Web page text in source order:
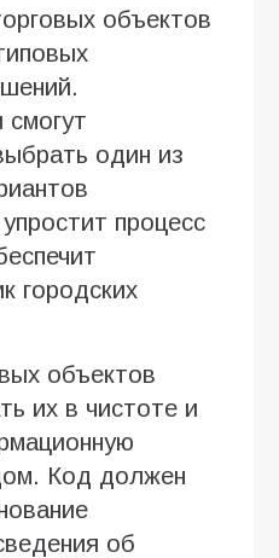
объектов
один из
процесс
городских
объектов
их в чистоте и
Код должен
об